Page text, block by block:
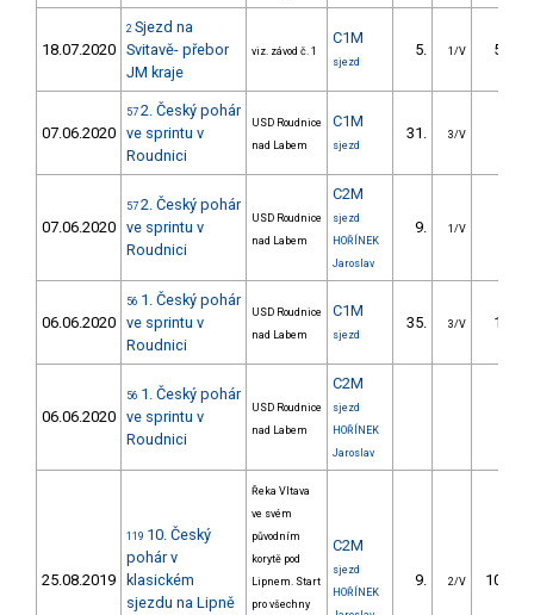
18.07.2020
2 Sjezd na
Svitavě- přebor
JM kraje
viz. závod č. 1
C1M
sjezd
5. 1/V 51.93
07.06.2020
57 2. Český pohár
ve sprintu v
Roudnici
USD Roudnice
nad Labem
C1M
sjezd
31. 3/V
07.06.2020
57 2. Český pohár
ve sprintu v
Roudnici
USD Roudnice
nad Labem
C2M
sjezd
HOŘÍNEK
Jaroslav
9. 1/V
06.06.2020
56 1. Český pohár
ve sprintu v
Roudnici
USD Roudnice
nad Labem
C1M
sjezd
35. 3/V 11.83
06.06.2020
56 1. Český pohár
ve sprintu v
Roudnici
USD Roudnice
nad Labem
C2M
sjezd
HOŘÍNEK
Jaroslav
25.08.2019
119 10. Český
pohár v
klasickém
sjezdu na Lipně
Řeka Vltava
ve svém
původním
korytě pod
Lipnem. Start
pro všechny
C2M
sjezd
HOŘÍNEK
9. 2/V 101.30